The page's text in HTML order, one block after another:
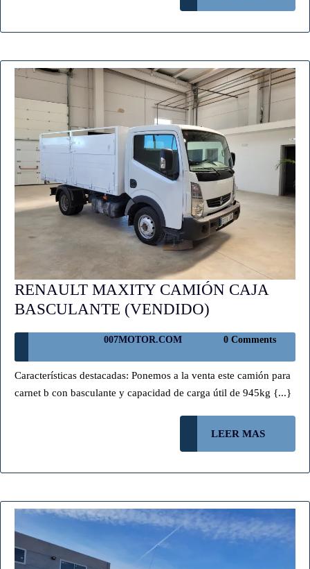
MAS
RENAULT MAXITY CAMIÓN CAJA
BASCULANTE (VENDIDO)
CAMIÓN
CAJA
007MOTOR.COM 007MOTOR.COM
0 Comments
Características destacadas: Ponemos a la venta este camión para
carnet b con basculante y capacidad de carga útil de 945kg {...}
LEER MAS
MAS